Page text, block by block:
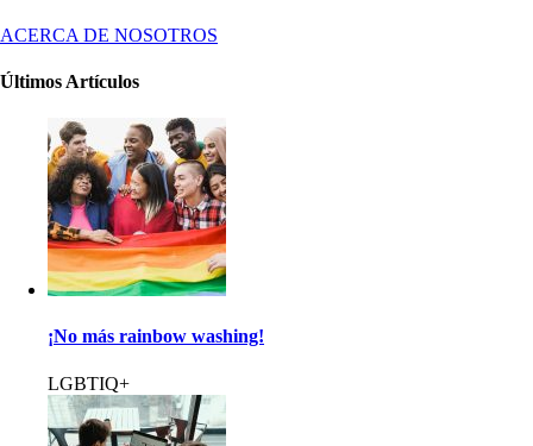
ACERCA DE NOSOTROS
Últimos Artículos
¡No más rainbow washing!
LGBTIQ+